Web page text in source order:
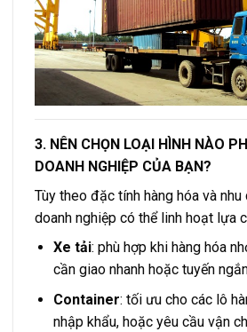
3. NÊN CHỌN LOẠI HÌNH NÀO
DOANH NGHIỆP CỦA BẠN?
Tùy theo đặc tính hàng hóa và nhu
doanh nghiệp có thể linh hoạt lựa
Xe tải: phù hợp khi hàng hóa
cần giao nhanh hoặc tuyến
Container: tối ưu cho các lô
nhập khẩu, hoặc yêu cầu vận